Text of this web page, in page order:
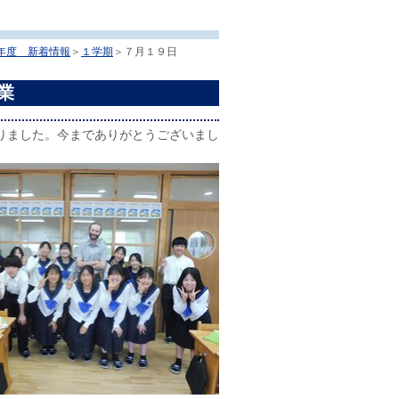
度 新着情報 ＞ １学期 ＞ ７月１９日
した。今までありがとうございまし